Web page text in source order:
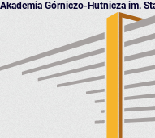
Akademia Górniczo-Hutnicza im.